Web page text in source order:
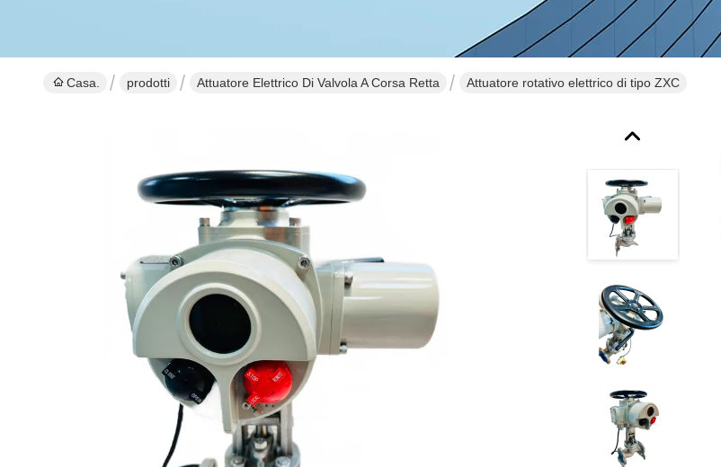
Casa. prodotti Attuatore Elettrico Di Valvola A Corsa Retta Attuatore rotativo elettrico di tipo ZXC